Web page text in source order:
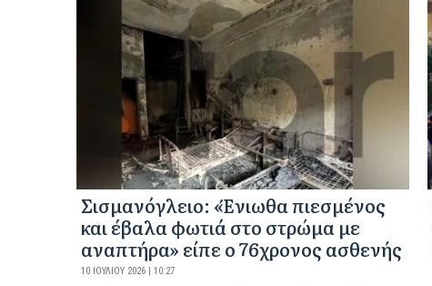
Σισμανόγλειο: «Ένιωθα πιεσμένος
και έβαλα φωτιά στο στρώμα με
αναπτήρα» είπε ο 76χρονος ασθενής
10 ΙΟΥΛΊΟΥ 2026 | 10:27